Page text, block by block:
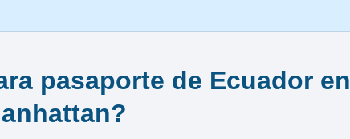
pasaporte de Ecuador en
?